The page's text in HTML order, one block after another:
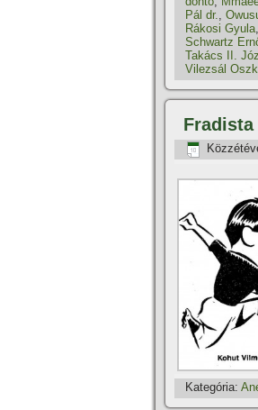
Pál dr.,
Rákosi Gyula,
Schwartz
Takács II.
Vilezsál
Kategória: